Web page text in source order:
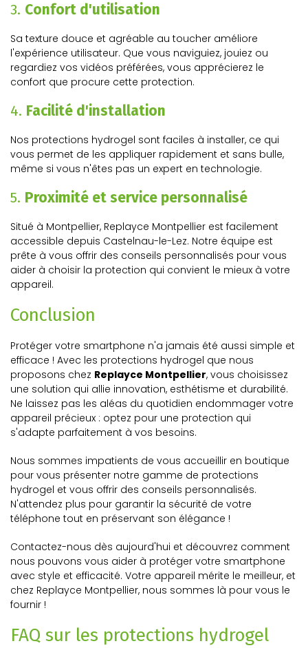
3. Confort d'utilisation
Sa texture douce et agréable au toucher améliore
l'expérience utilisateur. Que vous naviguiez, jouiez ou
regardiez vos vidéos préférées, vous apprécierez le
confort que procure cette protection.
4. Facilité d'installation
Nos protections hydrogel sont faciles à installer, ce qui
vous permet de les appliquer rapidement et sans bulle,
même si vous n'êtes pas un expert en technologie.
5. Proximité et service personnalisé
Situé à Montpellier, Replayce Montpellier est facilement
accessible depuis Castelnau-le-Lez. Notre équipe est
prête à vous offrir des conseils personnalisés pour vous
aider à choisir la protection qui convient le mieux à votre
appareil.
Conclusion
Protéger votre smartphone n'a jamais été aussi simple et
efficace ! Avec les protections hydrogel que nous
proposons chez Replayce Montpellier, vous choisissez
une solution qui allie innovation, esthétisme et durabilité.
Ne laissez pas les aléas du quotidien endommager votre
appareil précieux : optez pour une protection qui
s'adapte parfaitement à vos besoins.
Nous sommes impatients de vous accueillir en boutique
pour vous présenter notre gamme de protections
hydrogel et vous offrir des conseils personnalisés.
N'attendez plus pour garantir la sécurité de votre
téléphone tout en préservant son élégance !
Contactez-nous dès aujourd'hui et découvrez comment
nous pouvons vous aider à protéger votre smartphone
avec style et efficacité. Votre appareil mérite le meilleur, et
chez Replayce Montpellier, nous sommes là pour vous le
fournir !
FAQ sur les protections hydrogel